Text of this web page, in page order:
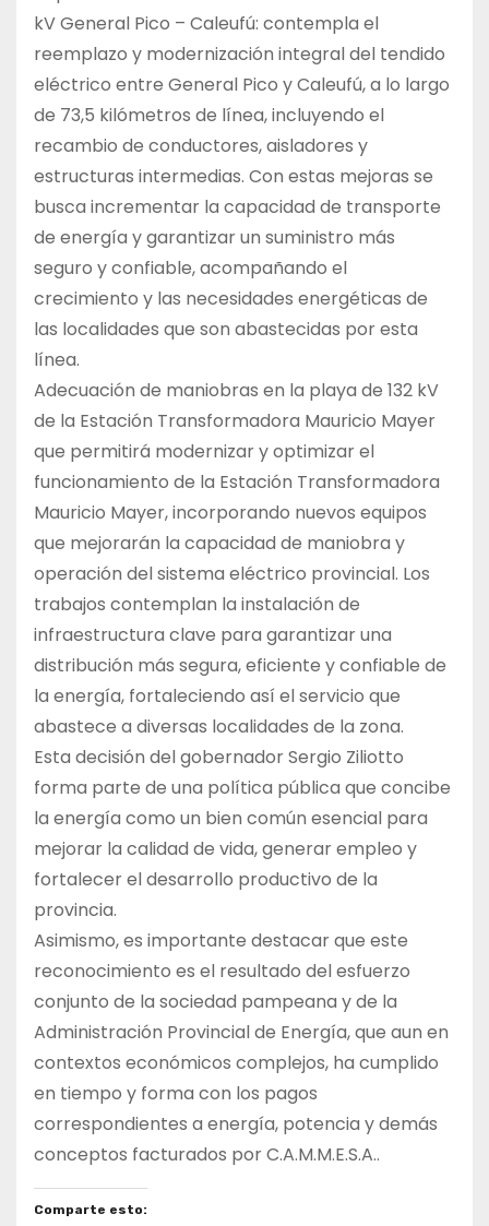
kV General Pico – Caleufú: contempla el
reemplazo y modernización integral del tendido
eléctrico entre General Pico y Caleufú, a lo largo
de 73,5 kilómetros de línea, incluyendo el
recambio de conductores, aisladores y
estructuras intermedias. Con estas mejoras se
busca incrementar la capacidad de transporte
de energía y garantizar un suministro más
seguro y confiable, acompañando el
crecimiento y las necesidades energéticas de
las localidades que son abastecidas por esta
línea.
Adecuación de maniobras en la playa de 132 kV
de la Estación Transformadora Mauricio Mayer
que permitirá modernizar y optimizar el
funcionamiento de la Estación Transformadora
Mauricio Mayer, incorporando nuevos equipos
que mejorarán la capacidad de maniobra y
operación del sistema eléctrico provincial. Los
trabajos contemplan la instalación de
infraestructura clave para garantizar una
distribución más segura, eficiente y confiable de
la energía, fortaleciendo así el servicio que
abastece a diversas localidades de la zona.
Esta decisión del gobernador Sergio Ziliotto
forma parte de una política pública que concibe
la energía como un bien común esencial para
mejorar la calidad de vida, generar empleo y
fortalecer el desarrollo productivo de la
provincia.
Asimismo, es importante destacar que este
reconocimiento es el resultado del esfuerzo
conjunto de la sociedad pampeana y de la
Administración Provincial de Energía, que aun en
contextos económicos complejos, ha cumplido
en tiempo y forma con los pagos
correspondientes a energía, potencia y demás
conceptos facturados por C.A.M.M.E.S.A..
Comparte esto: